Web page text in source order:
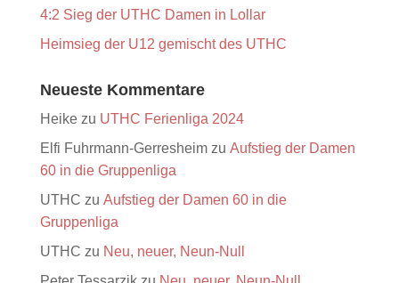
4:2 Sieg der UTHC Damen in Lollar
Heimsieg der U12 gemischt des UTHC
Neueste Kommentare
Heikezu UTHC Ferienliga 2024
Elfi Fuhrmann-Gerresheimzu Aufstieg der Damen
60 in die Gruppenliga
UTHC zu Aufstieg der Damen 60 in die
Gruppenliga
UTHC zu Neu, neuer, Neun-Null